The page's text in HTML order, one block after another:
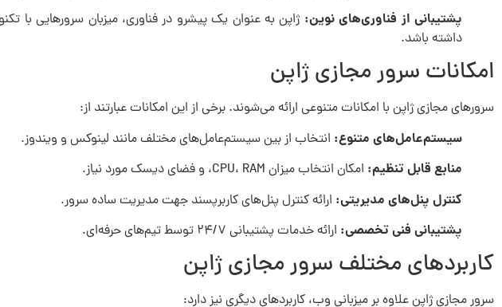
پشتیبانی از فناوری‌های نوین: ژاپن به عنوان یک پیشرو در فناوری، میزبان سرورهایی با
داشته باشد.
امکانات سرور مجازی ژاپن
سرورهای مجازی ژاپن با امکانات متنوعی ارائه می‌شوند. برخی از این امکانات عبارتند از:
سیستم‌عامل‌های متنوع: انتخاب از بین سیستم‌عامل‌های مختلف مانند لینوکس و ویندوز.
منابع قابل تنظیم: امکان انتخاب میزان CPU، RAM، و فضای دیسک مورد نیاز.
کنترل پنل‌های مدیریتی: ارائه کنترل پنل‌های کاربرپسند جهت مدیریت ساده سرور.
پشتیبانی فنی تخصصی: ارائه خدمات پشتیبانی ۲۴/۷ توسط تیم‌های حرفه‌ای.
کاربردهای مختلف سرور مجازی ژاپن
سرور مجازی ژاپن علاوه بر میزبانی وب، کاربردهای دیگری نیز دارد: